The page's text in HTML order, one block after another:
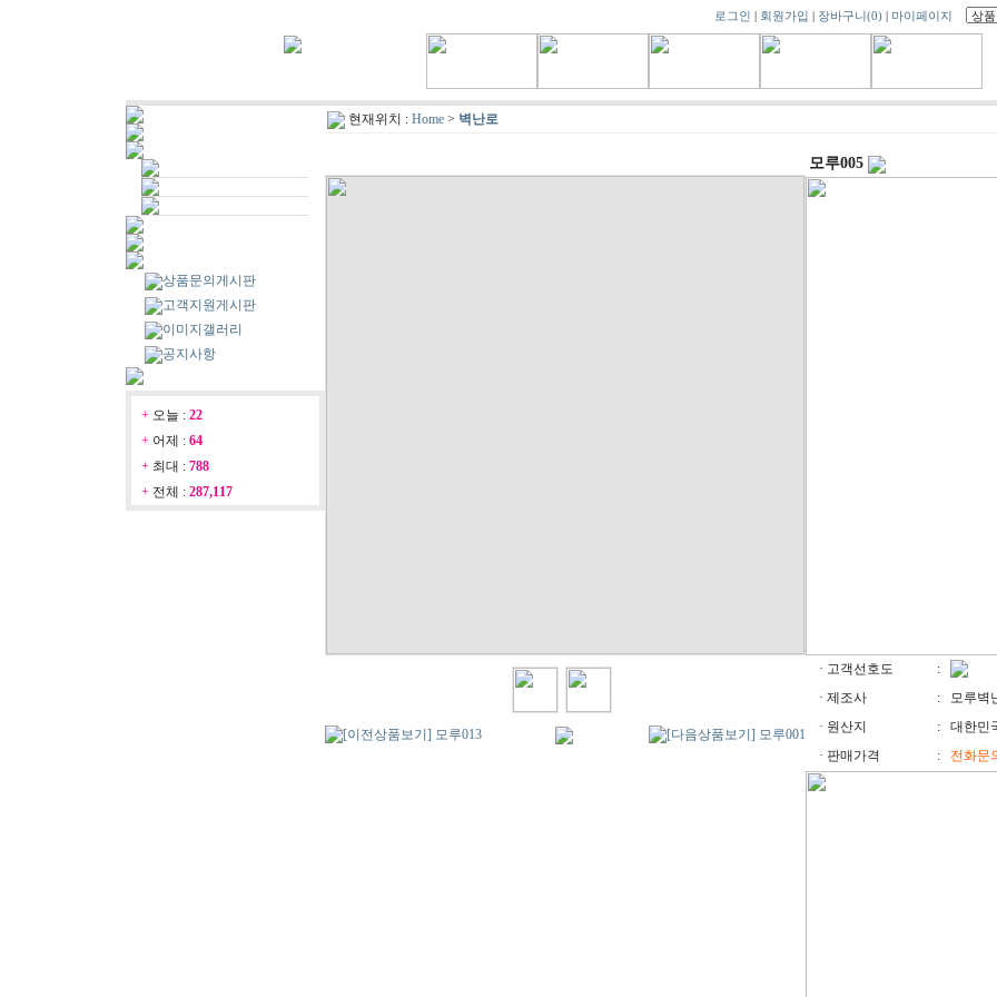
로그인 회원가입 장바구니 (0) 마이페이지
상품문의게시판
고객지원게시판
이미지갤러리
공지사항
+오늘 : 22
+어제 : 64
+최대 : 788
+전체 : 287,117
현재위치 : Home> 벽난로
모루005
· 고객선호도
:
· 제조사
:
모루벽
· 원산지
:
대한민
· 판매가격
: 전화문